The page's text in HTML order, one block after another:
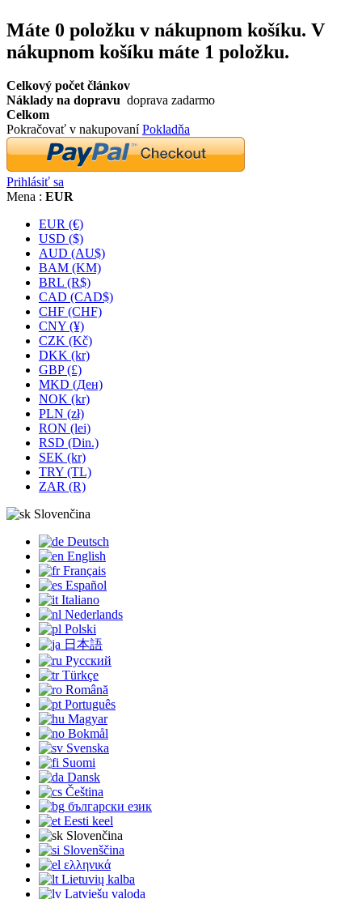
Máte 0 položku v nákupnom košíku. V
nákupnom košíku máte 1 položku.
Celkový počet článkov
Náklady na dopravu doprava zadarmo
Celkom
Pokračovať v nakupovaníPokladňa
Prihlásiť sa
Mena : EUR
EUR (€)
USD ($)
AUD (AU$)
BAM (KM)
BRL (R$)
CAD (CAD$)
CHF (CHF)
CNY (¥)
CZK (Kč)
DKK (kr)
GBP (£)
MKD (Ден)
NOK (kr)
PLN (zł)
RON (lei)
RSD (Din.)
SEK (kr)
TRY (TL)
ZAR (R)
Slovenčina
Deutsch
English
Français
Español
Italiano
Nederlands
Polski
日本語
Русский
Türkçe
Română
Português
Magyar
Bokmål
Svenska
Suomi
Dansk
Čeština
български език
Eesti keel
Slovenčina
Slovenščina
ελληνικά
Lietuvių kalba
Latviešu valoda